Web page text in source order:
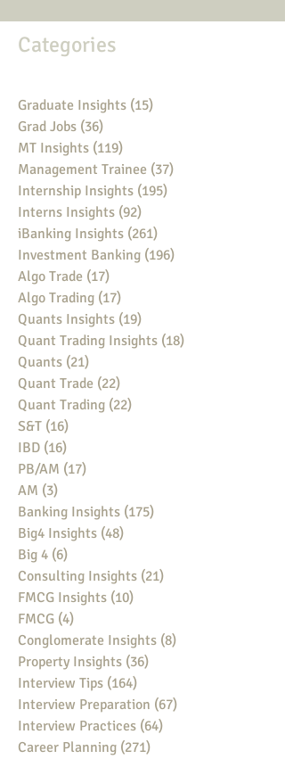
Categories
Graduate Insights (15)
Grad Jobs (36)
MT Insights (119)
Management Trainee (37)
Internship Insights (195)
Interns Insights (92)
iBanking Insights (261)
Investment Banking (196)
Algo Trade (17)
Algo Trading (17)
Quants Insights (19)
Quant Trading Insights (18)
Quants (21)
Quant Trade (22)
Quant Trading (22)
S&T (16)
IBD (16)
PB/AM (17)
AM (3)
Banking Insights (175)
Big4 Insights (48)
Big 4 (6)
Consulting Insights (21)
FMCG Insights (10)
FMCG (4)
Conglomerate Insights (8)
Property Insights (36)
Interview Tips (164)
Interview Preparation (67)
Interview Practices (64)
Career Planning (271)